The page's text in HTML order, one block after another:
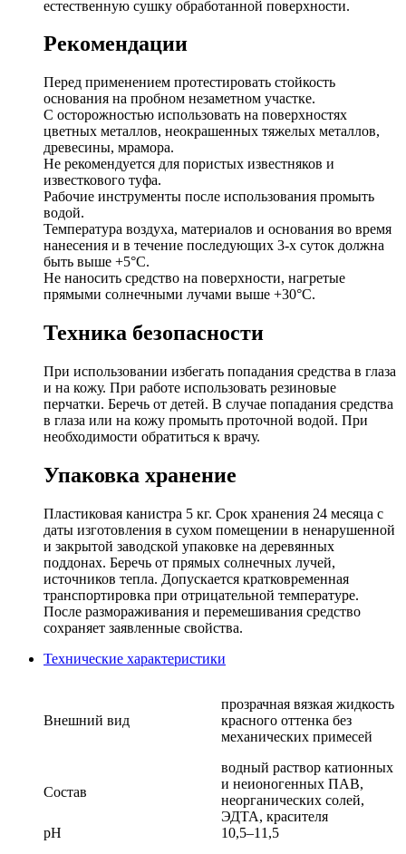
естественную сушку обработанной поверхности.
Рекомендации
Перед применением протестировать стойкость
основания на пробном незаметном участке.
C осторожностью использовать на поверхностях
цветных металлов, неокрашенных тяжелых металлов,
древесины, мрамора.
Не рекомендуется для пористых известняков и
известкового туфа.
Рабочие инструменты после использования промыть
водой.
Температура воздуха, материалов и основания во время
нанесения и в течение последующих 3-х суток должна
быть выше +5°С.
Не наносить средство на поверхности, нагретые
прямыми солнечными лучами выше +30°С.
Техника безопасности
При использовании избегать попадания средства в глаза
и на кожу. При работе использовать резиновые
перчатки. Беречь от детей. В случае попадания средства
в глаза или на кожу промыть проточной водой. При
необходимости обратиться к врачу.
Упаковка хранение
Пластиковая канистра 5 кг. Срок хранения 24 месяца с
даты изготовления в сухом помещении в ненарушенной
и закрытой заводской упаковке на деревянных
поддонах. Беречь от прямых солнечных лучей,
источников тепла. Допускается кратковременная
транспортировка при отрицательной температуре.
После размораживания и перемешивания средство
сохраняет заявленные свойства.
Технические характеристики
Внешний вид
прозрачная вязкая жидкость
красного оттенка без
механических примесей
Состав
водный раствор катионных
и неионогенных ПАВ,
неорганических солей,
ЭДТА, красителя
рН
10,5–11,5